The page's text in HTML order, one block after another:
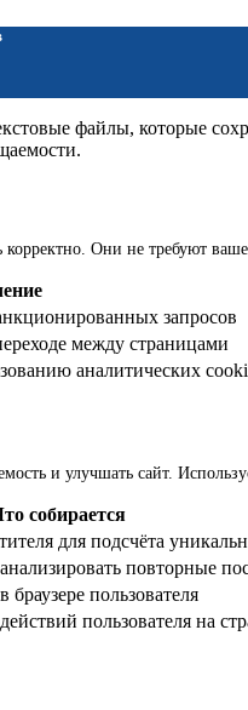
файлы, которые
корректно. Они не требуют
запросов
между страницами
аналитических
и улучшать сайт.
собирается
для подсчёта
повторные
пользователя
пользователя на